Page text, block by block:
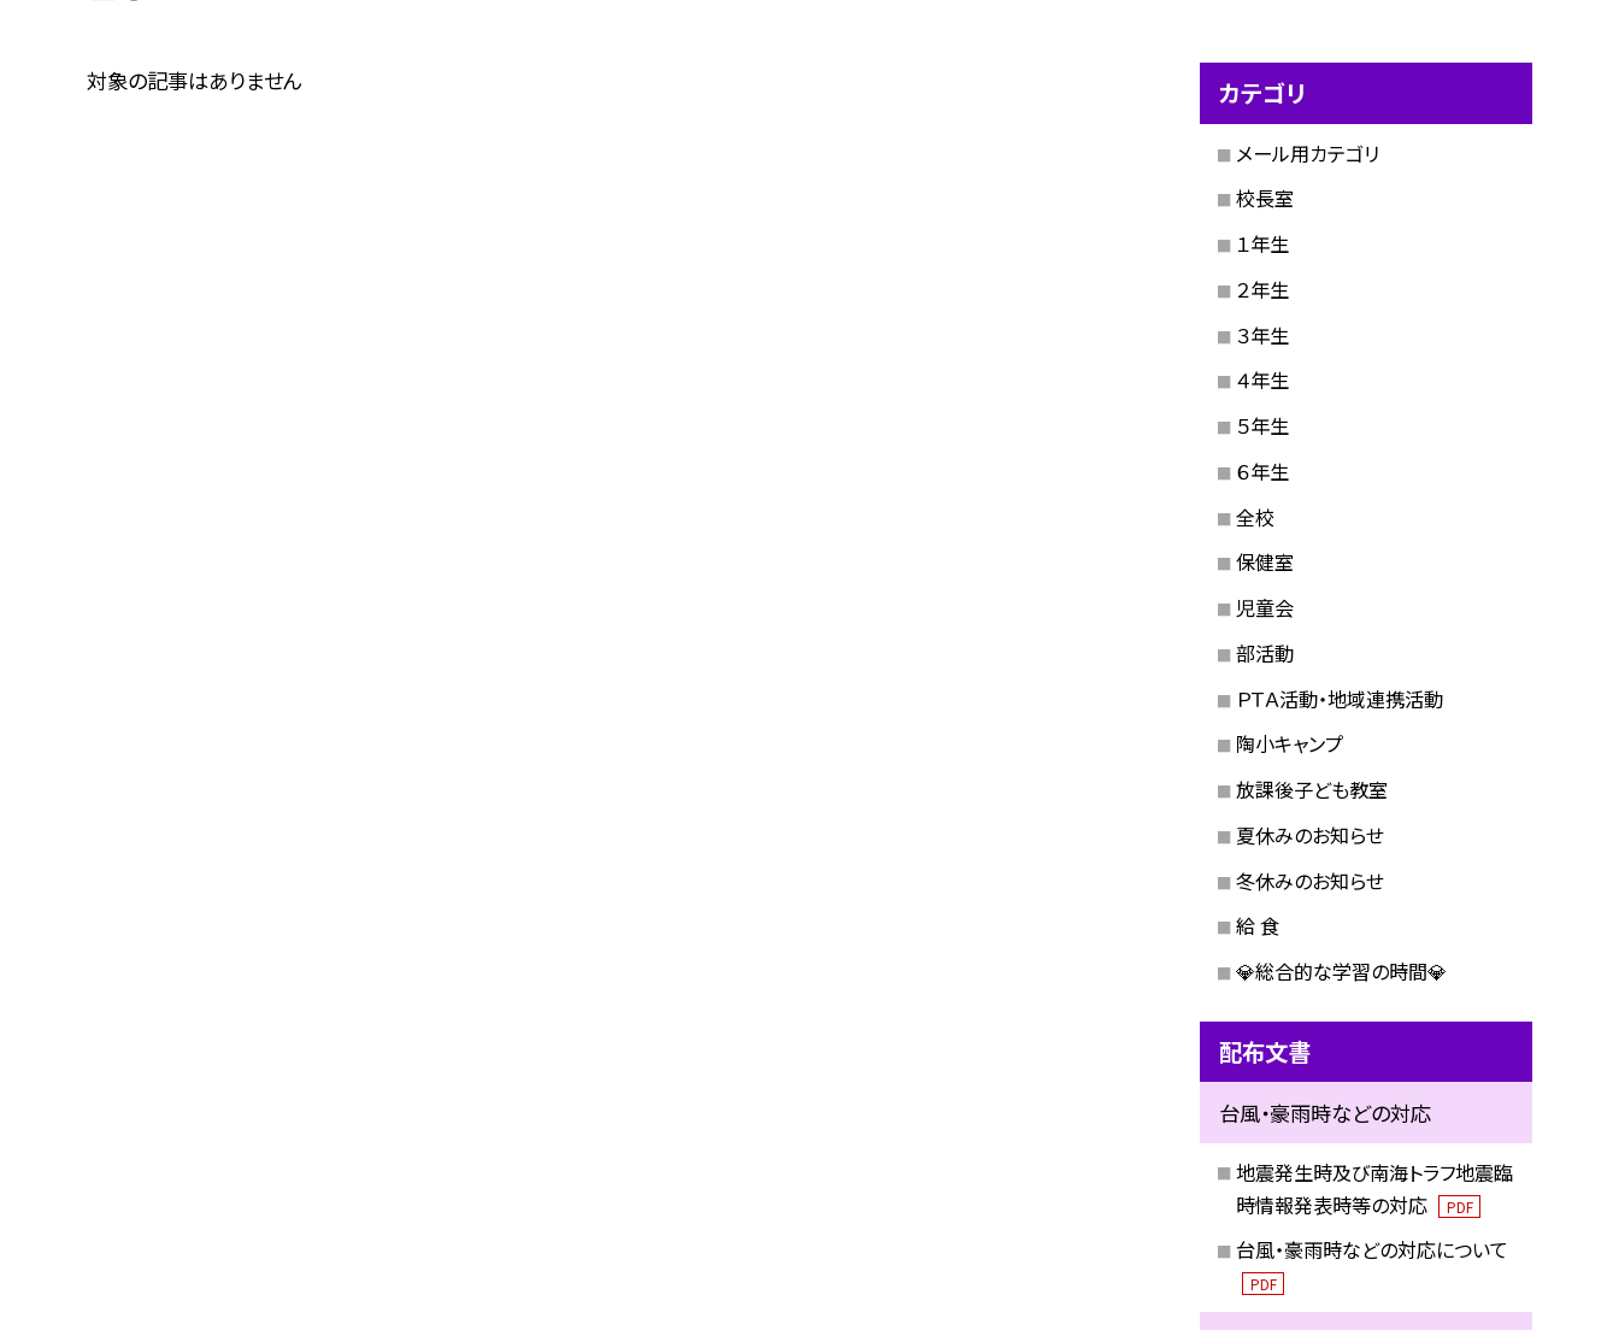
対象の記事はありません カテゴリ
メール用カテゴリ
校長室
１年生
２年生
３年生
４年生
５年生
６年生
全校
保健室
児童会
部活動
ＰＴＡ活動・地域連携活動
陶小キャンプ
放課後子ども教室
夏休みのお知らせ
冬休みのお知らせ
給 食
💎総合的な学習の時間💎
配布文書
台風・豪雨時などの対応
地震発生時及び南海トラフ地震臨
時情報発表時等の対応
PDF
台風・豪雨時などの対応について
PDF